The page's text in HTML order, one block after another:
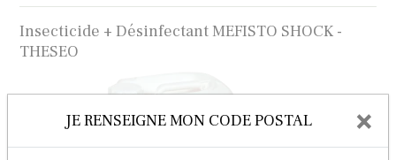
Insecticide + Désinfectant MEFISTO SHOCK -
THESEO
JE RENSEIGNE MON CODE POSTAL ×